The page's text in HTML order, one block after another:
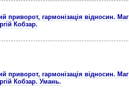
приворот, гармонізація відносин. Маг
Кобзар.
приворот, гармонізація відносин. Маг
Кобзар. Умань.